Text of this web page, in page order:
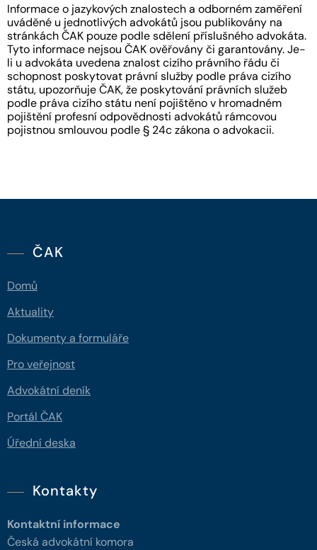
Informace o jazykových znalostech a odborném zaměření
uváděné u jednotlivých advokátů jsou publikovány na
stránkách ČAK pouze podle sdělení příslušného advokáta.
Tyto informace nejsou ČAK ověřovány či garantovány. Je-
li u advokáta uvedena znalost cizího právního řádu či
schopnost poskytovat právní služby podle práva cizího
státu, upozorňuje ČAK, že poskytování právních služeb
podle práva cizího státu není pojištěno v hromadném
pojištění profesní odpovědnosti advokátů rámcovou
pojistnou smlouvou podle § 24c zákona o advokacii.
ČAK
Domů
Aktuality
Dokumenty a formuláře
Pro veřejnost
Advokátní deník
Portál ČAK
Úřední deska
Kontakty
Kontaktní informace
Česká advokátní komora